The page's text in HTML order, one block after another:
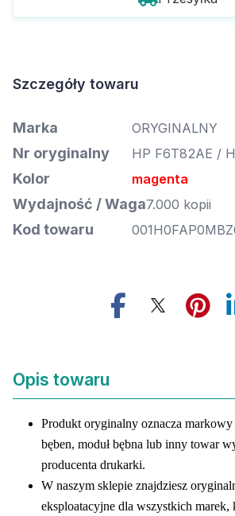
Szczegóły towaru
Marka ORYGINALNY
Nr oryginalny HP F6T82AE /
Kolor magenta
Wydajność / Waga7.000 kopii
Kod towaru
Opis towaru
Produkt oryginalny oznacza markowy
bęben, moduł bębna lub inny towar
producenta drukarki.
W naszym sklepie znajdziesz
eksploatacyjne dla wszystkich marek,